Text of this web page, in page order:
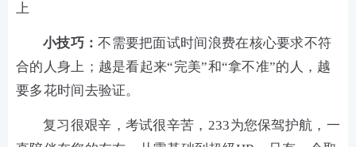
上
小技巧：不需要把面试时间浪费在核心要求不符
合的人身上；越是看起来“完美”和“拿不准”的人，越
要多花时间去验证。
复习很艰辛，考试很辛苦，233为您保驾护航，一